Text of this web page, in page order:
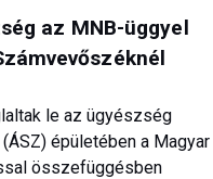
az MNB-üggyel
le az ügyészség
épületében a Magyar
összefüggésben